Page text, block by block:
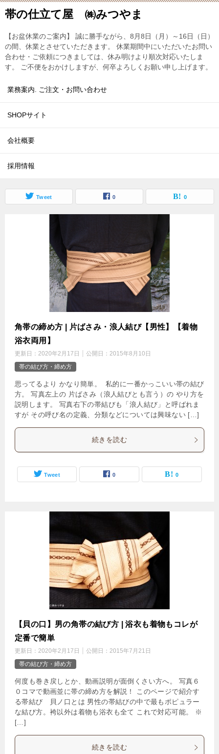
帯の仕立て屋 ㈱みつやま
【お盆休業のご案内】 誠に勝手ながら、8月8日（月）～16日（日）
の間、休業とさせていただきます。 休業期間中にいただいたお問い
合わせ・ご依頼につきましては、休み明けより順次対応いたしま
す。 ご不便をおかけしますが、何卒よろしくお願い申し上げます。
業務案内. ご注文・お問い合わせ
SHOPサイト
会社概要
採用情報
Tweet 0 0
角帯の締め方 | 片ばさみ・浪人結び【男性】【着物
浴衣両用】
更新日： 2020年2月17日 公開日： 2015年8月10日
帯の結び方・締め方
思ってるより かなり簡単。 私的に一番かっこいい帯の結び
方。 写真左上の 片ばさみ（浪人結びとも言う）の やり方を
説明します。 写真右下の帯結びも「浪人結び」と呼ばれま
すが その呼び名の定義、分類などについては興味ない […]
続きを読む
Tweet 0 0
【貝の口】男の角帯の結び方 | 浴衣も着物もコレが
定番で簡単
更新日： 2020年2月17日 公開日： 2015年7月21日
帯の結び方・締め方
何度も巻き戻しとか、動画説明が面倒くさい方へ。 写真６
０コマで動画並に帯の締め方を解説！ このページで紹介す
る帯結び 貝ノ口とは 男性の帯結びの中で最もポピュラー
な結び方。袴以外は着物も浴衣も全て これで対応可能。 ※
[…]
続きを読む